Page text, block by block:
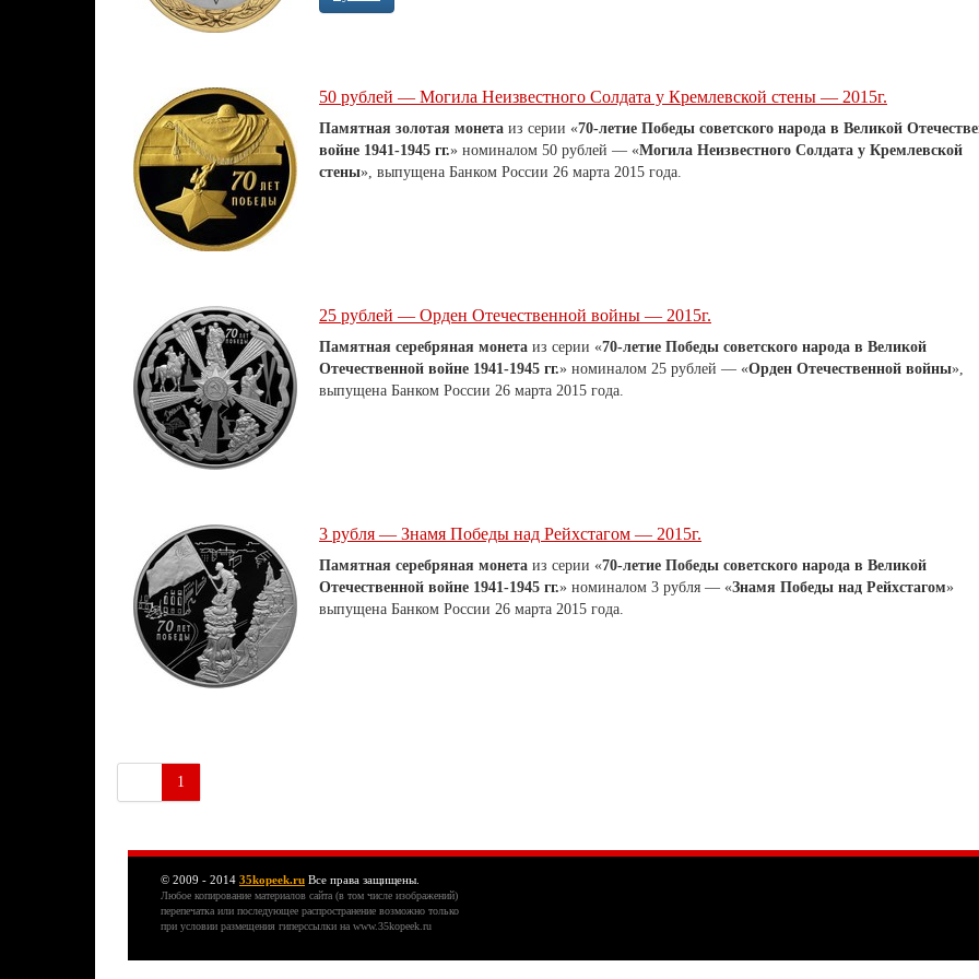
50 рублей — Могила Неизвестного Солдата у Кремлевской стены — 2015г.
Памятная золотая монета из серии «70-летие Победы советского народа в Великой
войне 1941-1945 гг.» номиналом 50 рублей — «Могила Неизвестного Солдата у Кремлевской
стены», выпущена Банком России 26 марта 2015 года.
25 рублей — Орден Отечественной войны — 2015г.
Памятная серебряная монета из серии «70-летие Победы советского народа в Великой
Отечественной войне 1941-1945 гг.» номиналом 25 рублей — «Орден Отечественной войны»,
выпущена Банком России 26 марта 2015 года.
3 рубля — Знамя Победы над Рейхстагом — 2015г.
Памятная серебряная монета из серии «70-летие Победы советского народа в Великой
Отечественной войне 1941-1945 гг.» номиналом 3 рубля — «Знамя Победы над Рейхстагом»
выпущена Банком России 26 марта 2015 года.
1
© 2009 - 2014 35kopeek.ru Все права защищены.
Любое копирование материалов сайта (в том числе изображений)
перепечатка или последующее распространение возможно только
при условии размещения гиперссылки на www.35kopeek.ru